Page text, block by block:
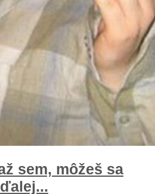
sem, môžeš sa